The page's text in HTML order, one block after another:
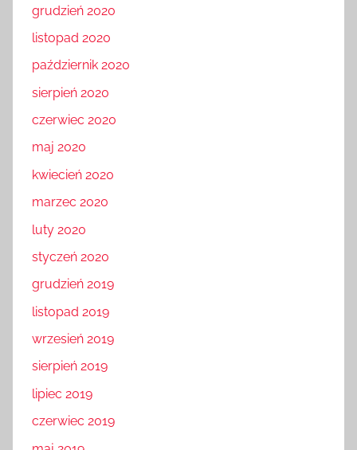
grudzień 2020
listopad 2020
październik 2020
sierpień 2020
czerwiec 2020
maj 2020
kwiecień 2020
marzec 2020
luty 2020
styczeń 2020
grudzień 2019
listopad 2019
wrzesień 2019
sierpień 2019
lipiec 2019
czerwiec 2019